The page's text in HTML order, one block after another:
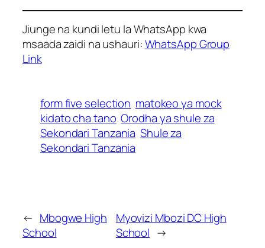
Jiunge na kundi letu la WhatsApp kwa
msaada zaidi na ushauri:WhatsApp Group
Link
form five selection matokeo ya mock
kidato cha tano Orodha ya shule za
Sekondari Tanzania Shule za
Sekondari Tanzania
← Mbogwe High
School
Myovizi Mbozi DC High
School →